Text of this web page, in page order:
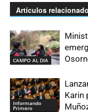
Artículos
CAMPO AL DIA
Informando
Primero
Karin